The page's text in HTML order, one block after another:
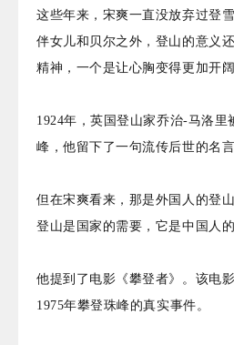
这些年来，宋爽一直没放弃过登
伴女儿和贝尔之外，登山的意义
精神，一个是让心胸变得更加开阔
1924年，英国登山家乔治-马洛里
峰，他留下了一句流传后世的名
但在宋爽看来，那是外国人的登
登山是国家的需要，它是中国人的
他提到了电影《攀登者》。该电
1975年攀登珠峰的真实事件。